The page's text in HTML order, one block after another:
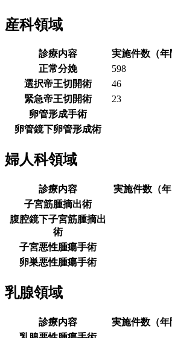
産科領域
診療内容
実施件数（年
正常分娩
598
選択帝王切開術
46
緊急帝王切開術
23
卵管形成手術
卵管鏡下卵管形成術
婦人科領域
診療内容
実施件数（年
子宮筋腫摘出術
腹腔鏡下子宮筋腫摘出
術
子宮悪性腫瘍手術
卵巣悪性腫瘍手術
乳腺領域
診療内容
実施件数（年